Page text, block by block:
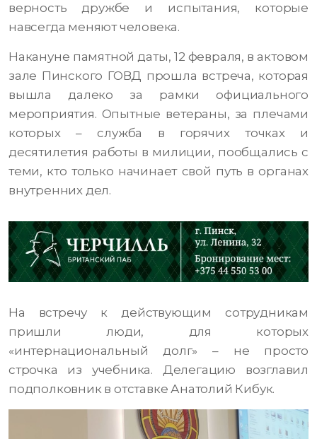
верность дружбе и испытания, которые
навсегда меняют человека.
Накануне памятной даты, 12 февраля, в актовом
зале Пинского ГОВД прошла встреча, которая
вышла далеко за рамки официального
мероприятия. Опытные ветераны, за плечами
которых – служба в горячих точках и
десятилетия работы в милиции, пообщались с
теми, кто только начинает свой путь в органах
внутренних дел.
На встречу к действующим сотрудникам
пришли люди, для которых
«интернациональный долг» – не просто
строчка из учебника. Делегацию возглавил
подполковник в отставке Анатолий Кибук.